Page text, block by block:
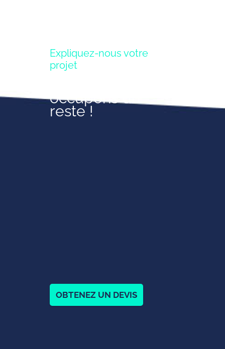
Expliquez-nous votre
projet
occupons du
reste !
OBTENEZ UN DEVIS